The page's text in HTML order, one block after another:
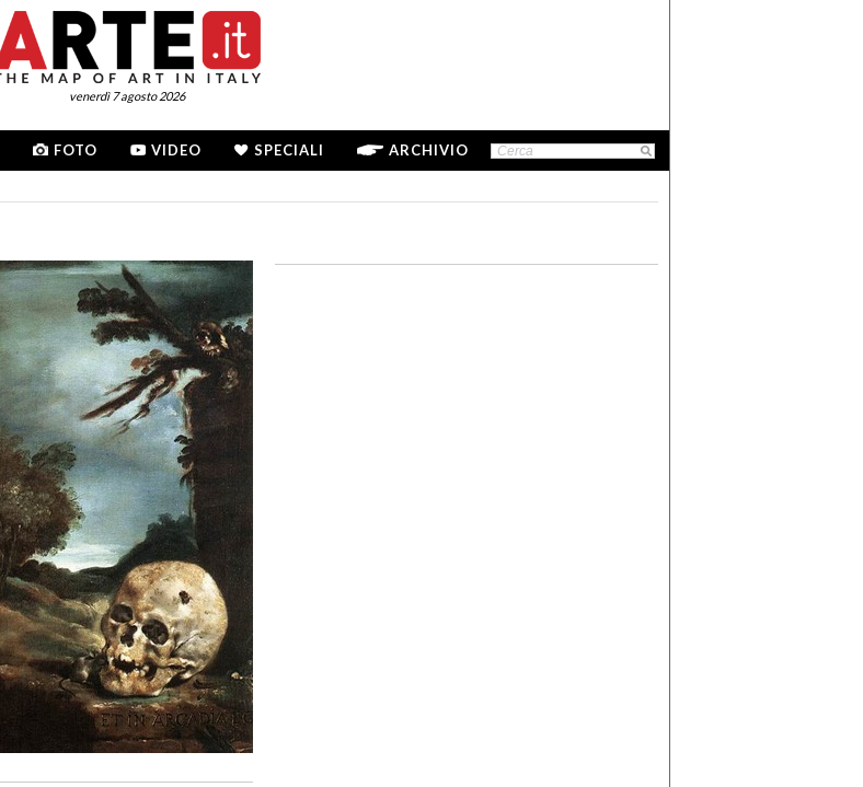
venerdì 7 agosto 2026
FOTO VIDEO SPECIALI ARCHIVIO